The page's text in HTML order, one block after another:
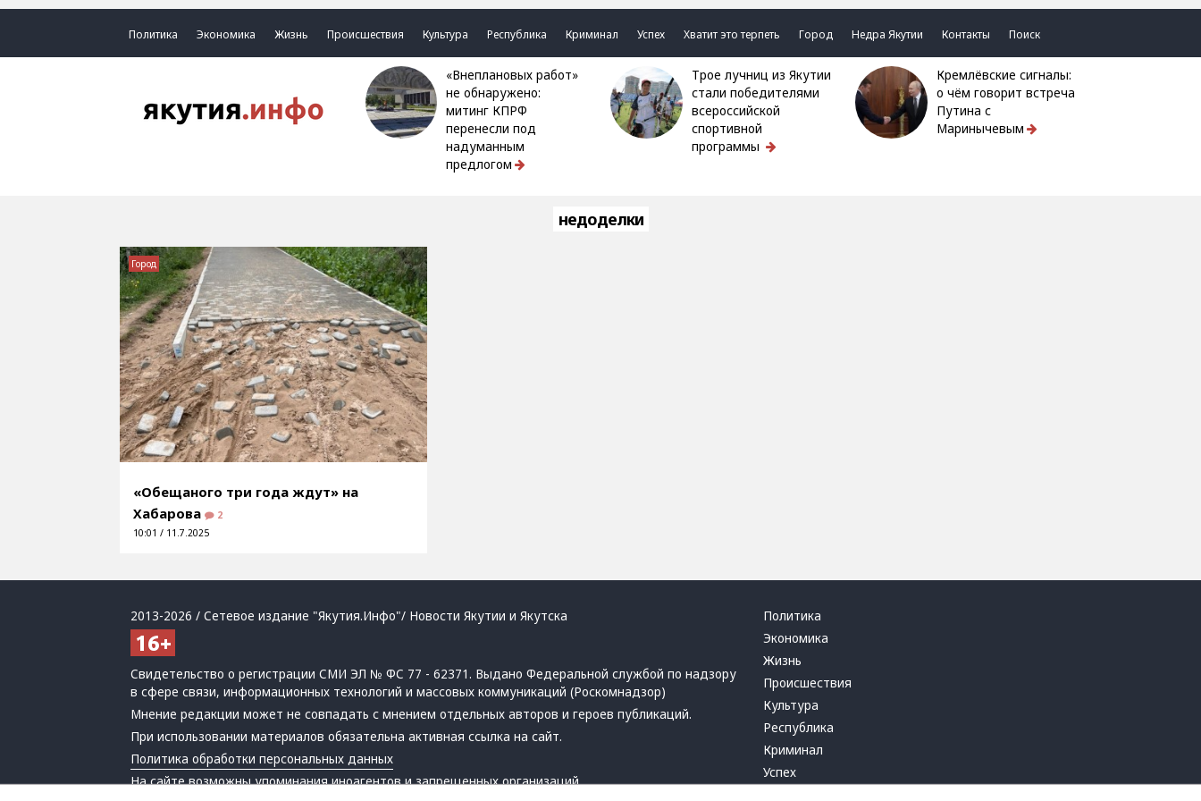
Политика Экономика Жизнь Происшествия Культура Республика Криминал Успех Хватит это терпеть Город Недра Якутии Контакты Поиск
«Внеплановых работ»
не обнаружено:
митинг КПРФ
перенесли под
надуманным
предлогом
Трое лучниц из Якутии
стали победителями
всероссийской
спортивной
программы
Кремлёвские сигналы:
о чём говорит встреча
Путина с
Маринычевым
недоделки
«Обещаного три года ждут» на
Хабарова
2
10:01 / 11.7.2025
Город
2013-2026 / Сетевое издание "Якутия.Инфо"/ Новости Якутии и Якутска
Свидетельство о регистрации СМИ ЭЛ № ФС 77 - 62371. Выдано Федеральной службой по надзору
в сфере связи, информационных технологий и массовых коммуникаций (Роскомнадзор)
Мнение редакции может не совпадать с мнением отдельных авторов и героев публикаций.
При использовании материалов обязательна активная ссылка на сайт.
Политика обработки персональных данных
На сайте возможны упоминанияиноагентовизапрещенных организаций
Политика
Экономика
Жизнь
Происшествия
Культура
Республика
Криминал
Успех